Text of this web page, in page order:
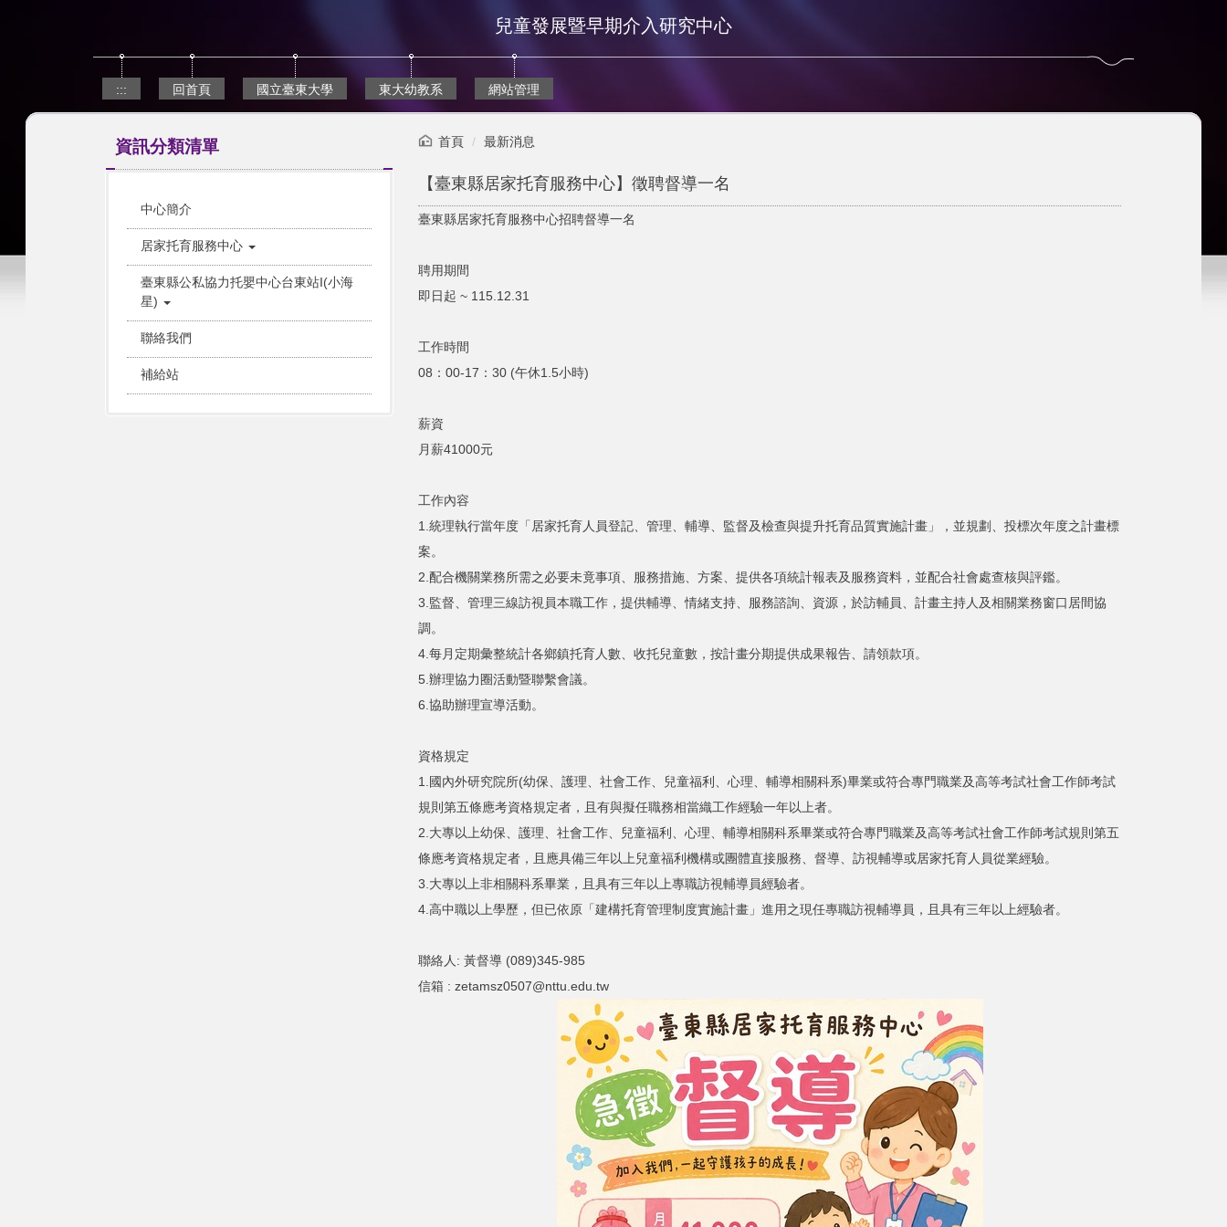
兒童發展暨早期介入研究中心
::: 回首頁 國立臺東大學 東大幼教系 網站管理
資訊分類清單
中心簡介
居家托育服務中心
臺東縣公私協力托嬰中心台東站I(小海
星)
聯絡我們
補給站
首頁 最新消息
【臺東縣居家托育服務中心】徵聘督導一名
臺東縣居家托育服務中心招聘督導一名
聘用期間
即日起 ~ 115.12.31
工作時間
08：00-17：30 (午休1.5小時)
薪資
月薪41000元
工作內容
1.統理執行當年度「居家托育人員登記、管理、輔導、監督及檢查與提升托育品質實施計畫」，並規劃、投標次年度之計畫標
案。
2.配合機關業務所需之必要未竟事項、服務措施、方案、提供各項統計報表及服務資料，並配合社會處查核與評鑑。
3.監督、管理三線訪視員本職工作，提供輔導、情緒支持、服務諮詢、資源，於訪輔員、計畫主持人及相關業務窗口居間協
調。
4.每月定期彙整統計各鄉鎮托育人數、收托兒童數，按計畫分期提供成果報告、請領款項。
5.辦理協力圈活動暨聯繫會議。
6.協助辦理宣導活動。
資格規定
1.國內外研究院所(幼保、護理、社會工作、兒童福利、心理、輔導相關科系)畢業或符合專門職業及高等考試社會工作師考試
規則第五條應考資格規定者，且有與擬任職務相當織工作經驗一年以上者。
2.大專以上幼保、護理、社會工作、兒童福利、心理、輔導相關科系畢業或符合專門職業及高等考試社會工作師考試規則第五
條應考資格規定者，且應具備三年以上兒童福利機構或團體直接服務、督導、訪視輔導或居家托育人員從業經驗。
3.大專以上非相關科系畢業，且具有三年以上專職訪視輔導員經驗者。
4.高中職以上學歷，但已依原「建構托育管理制度實施計畫」進用之現任專職訪視輔導員，且具有三年以上經驗者。
聯絡人: 黃督導 (089)345-985
信箱 : zetamsz0507@nttu.edu.tw